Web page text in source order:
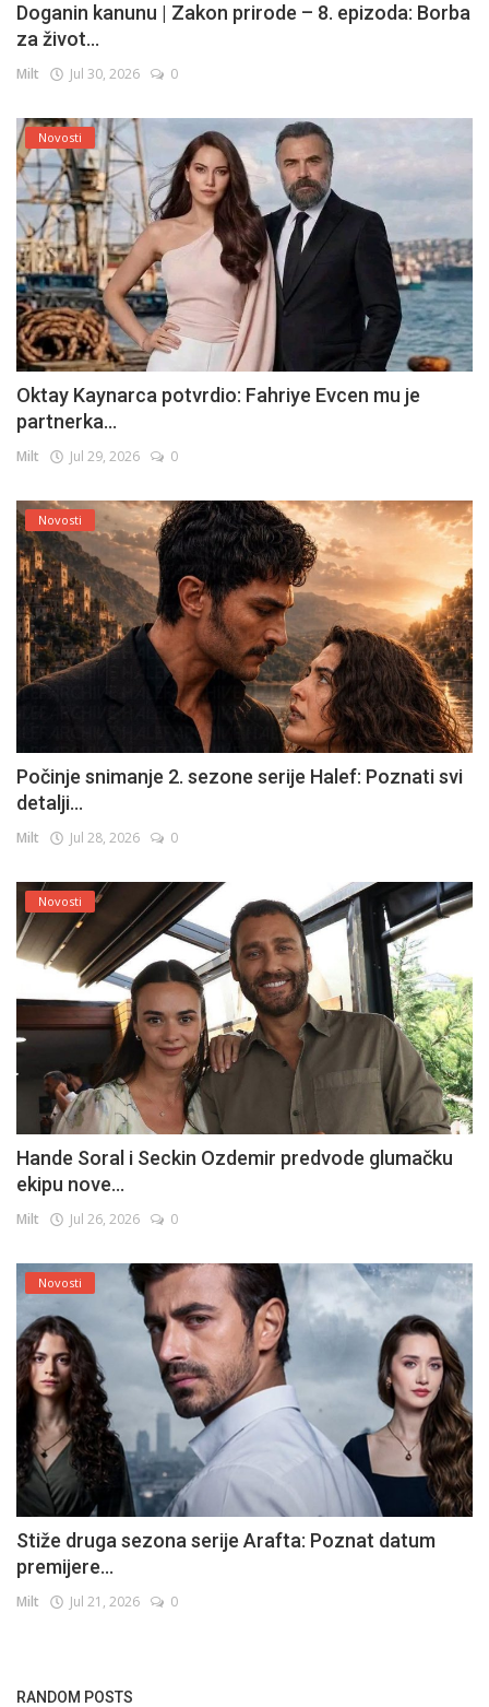
Doganin kanunu | Zakon prirode – 8. epizoda: Borba
za život...
Milt Jul 30, 2026 0
Novosti
Oktay Kaynarca potvrdio: Fahriye Evcen mu je
partnerka...
Milt Jul 29, 2026 0
Novosti
Počinje snimanje 2. sezone serije Halef: Poznati svi
detalji...
Milt Jul 28, 2026 0
Novosti
Hande Soral i Seckin Ozdemir predvode glumačku
ekipu nove...
Milt Jul 26, 2026 0
Novosti
Stiže druga sezona serije Arafta: Poznat datum
premijere...
Milt Jul 21, 2026 0
RANDOM POSTS